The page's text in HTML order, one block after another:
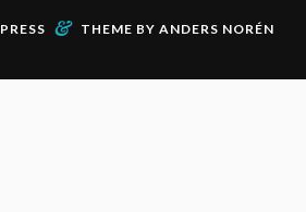
& THEME BY ANDERS NORÉN